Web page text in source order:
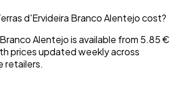
d'Ervideira Branco Alentejo cost?
Alentejo is available from 5.85 €
prices updated weekly across
retailers.